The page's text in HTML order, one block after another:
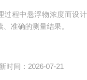
过程中悬浮物浓度而设
准确的测量结果。
时间：2026-07-21